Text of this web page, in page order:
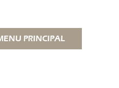
PRINCIPAL